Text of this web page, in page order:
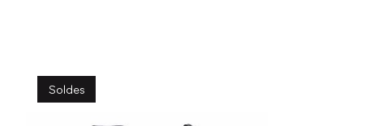
Articles du carrousel de produits
Soldes